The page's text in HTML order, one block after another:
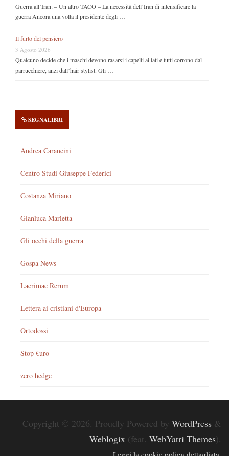
Guerra all’Iran: – Un altro TACO – La necessità dell’Iran di intensificare la
guerra Ancora una volta il presidente degli …
Il furto del pensiero
3 Agosto 2026
Qualcuno decide che i maschi devono rasarsi i capelli ai lati e tutti corrono dal
parrucchiere, anzi dall’hair stylist. Gli …
SEGNALIBRI
Andrea Carancini
Centro Studi Giuseppe Federici
Costanza Miriano
Gianluca Marletta
Gli occhi della guerra
Gospa News
Lacrimae Rerum
Lettera ai cristiani d'Europa
Ortodossi
Stop €uro
zero hedge
Copyright © 2026. Proudly Powered by WordPress &
Weblogix (feat. WebYatri Themes).